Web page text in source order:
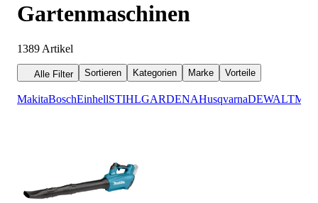
Gartenmaschinen
1389 Artikel
Alle Filter Sortieren Kategorien Marke Vorteile
MakitaBoschEinhellSTIHLGARDENAHusqvarnaDEWALT